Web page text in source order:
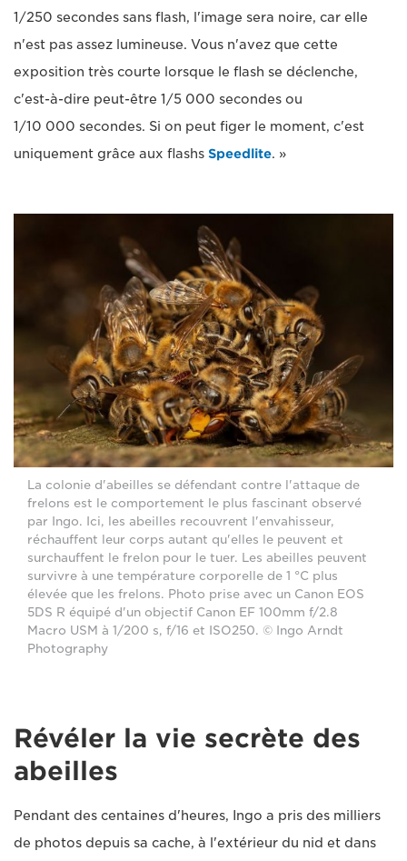
1/250 secondes sans flash, l'image sera noire, car elle
n'est pas assez lumineuse. Vous n'avez que cette
exposition très courte lorsque le flash se déclenche,
c'est-à-dire peut-être 1/5 000 secondes ou
1/10 000 secondes. Si on peut figer le moment, c'est
uniquement grâce aux flashs Speedlite. »
La colonie d'abeilles se défendant contre l'attaque de
frelons est le comportement le plus fascinant observé
par Ingo. Ici, les abeilles recouvrent l'envahisseur,
réchauffent leur corps autant qu'elles le peuvent et
surchauffent le frelon pour le tuer. Les abeilles peuvent
survivre à une température corporelle de 1 °C plus
élevée que les frelons. Photo prise avec un Canon EOS
5DS R équipé d'un objectif Canon EF 100mm f/2.8
Macro USM à 1/200 s, f/16 et ISO250. © Ingo Arndt
Photography
Révéler la vie secrète des
abeilles
Pendant des centaines d'heures, Ingo a pris des milliers
de photos depuis sa cache, à l'extérieur du nid et dans